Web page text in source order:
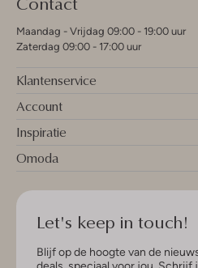
Maandag - Vrijdag 09:00 - 19:00 uur
Zaterdag 09:00 - 17:00 uur
Klantenservice
Account
Inspiratie
Omoda
Let's keep in touch!
Blijf op de hoogte van de